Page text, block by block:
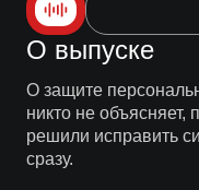
О выпуске
О защите
никто не
решили исправить
сразу.